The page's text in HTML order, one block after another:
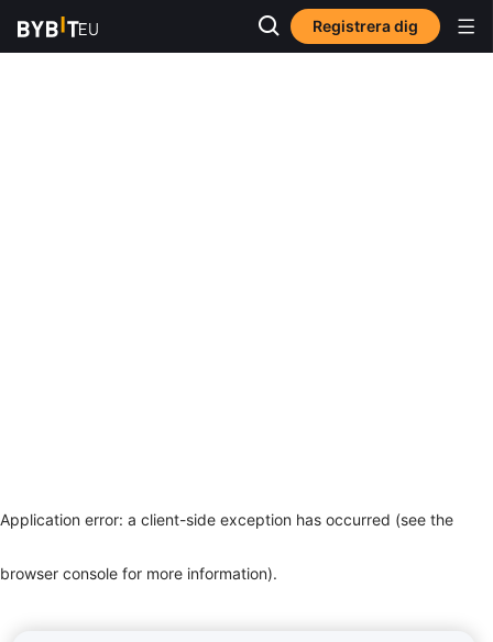
Registrera dig
Application error: a client-side exception has occurred (see the
browser console for more information).